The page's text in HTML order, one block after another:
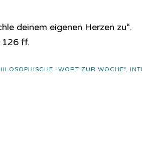
deinem eigenen Herzen zu“.
126 ff.
"WORT ZUR WOCHE",